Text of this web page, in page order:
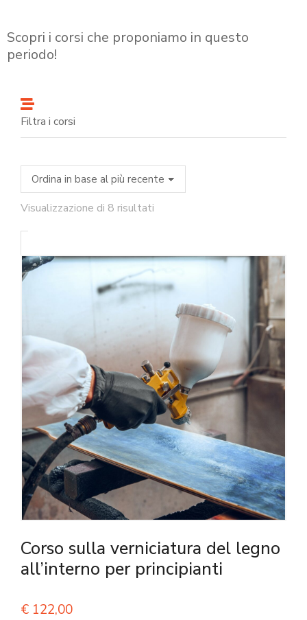
Scopri i corsi che proponiamo in questo
periodo!
Filtra i corsi
Visualizzazione di 8 risultati
Corso sulla verniciatura del legno
all’interno per principianti
€ 122,00